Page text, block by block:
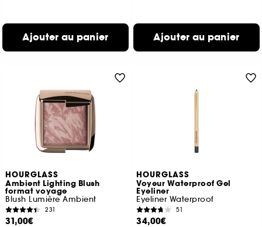
Ajouter au panier Ajouter au panier
HOURGLASS
Ambient Lighting Blush
format voyage
Blush Lumière Ambient
231
31,00€
HOURGLASS
Voyeur Waterproof Gel
Eyeliner
Eyeliner Waterproof
51
34,00€